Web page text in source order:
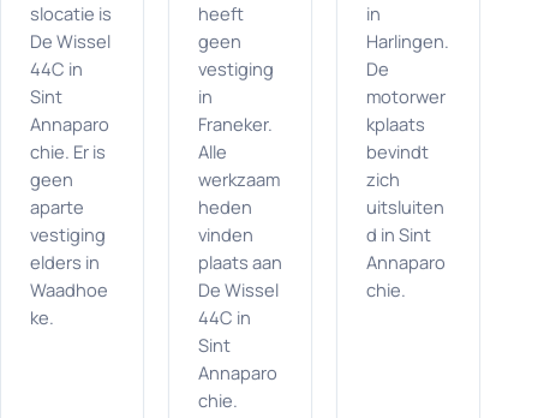
slocatie is
De Wissel
44C in
Sint
Annaparo
chie. Er is
geen
aparte
vestiging
elders in
Waadhoe
ke.
heeft
geen
vestiging
in
Franeker.
Alle
werkzaam
heden
vinden
plaats aan
De Wissel
44C in
Sint
Annaparo
chie.
in
Harlingen.
De
motorwer
kplaats
bevindt
zich
uitsluiten
d in Sint
Annaparo
chie.